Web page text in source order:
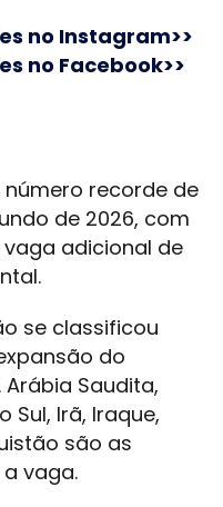
no Instagram>>
no Facebook>>
número recorde de
de 2026, com
adicional de
se classificou
do
Saudita,
Sul, Irã, Iraque,
são as
vaga.